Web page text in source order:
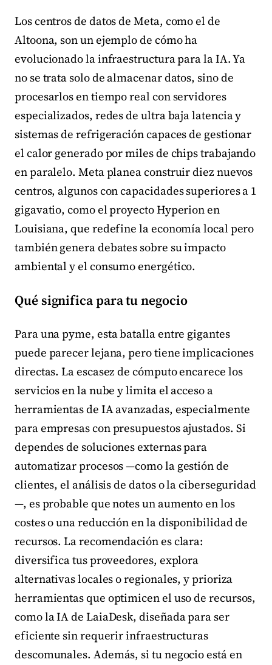
Los centros de datos de Meta, como el de
Altoona, son un ejemplo de cómo ha
evolucionado la infraestructura para la IA. Ya
no se trata solo de almacenar datos, sino de
procesarlos en tiempo real con servidores
especializados, redes de ultra baja latencia y
sistemas de refrigeración capaces de gestionar
el calor generado por miles de chips trabajando
en paralelo. Meta planea construir diez nuevos
centros, algunos con capacidades superiores a 1
gigavatio, como el proyecto Hyperion en
Louisiana, que redefine la economía local pero
también genera debates sobre su impacto
ambiental y el consumo energético.
Qué significa para tu negocio
Para una pyme, esta batalla entre gigantes
puede parecer lejana, pero tiene implicaciones
directas. La escasez de cómputo encarece los
servicios en la nube y limita el acceso a
herramientas de IA avanzadas, especialmente
para empresas con presupuestos ajustados. Si
dependes de soluciones externas para
automatizar procesos —como la gestión de
clientes, el análisis de datos o la ciberseguridad
—, es probable que notes un aumento en los
costes o una reducción en la disponibilidad de
recursos. La recomendación es clara:
diversifica tus proveedores, explora
alternativas locales o regionales, y prioriza
herramientas que optimicen el uso de recursos,
como la IA de LaiaDesk, diseñada para ser
eficiente sin requerir infraestructuras
descomunales. Además, si tu negocio está en